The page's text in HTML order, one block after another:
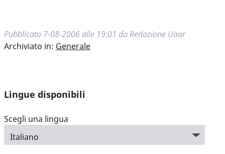
Pubblicato 7-08-2006 alle 19:01 da Redazione Uaar
Archiviato in: Generale
Lingue disponibili
Scegli una lingua